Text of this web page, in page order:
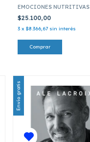
EMOCIONES NUTRITIVAS
$25.100,00
3 x $8.366,67 sin interés
Envío gratis